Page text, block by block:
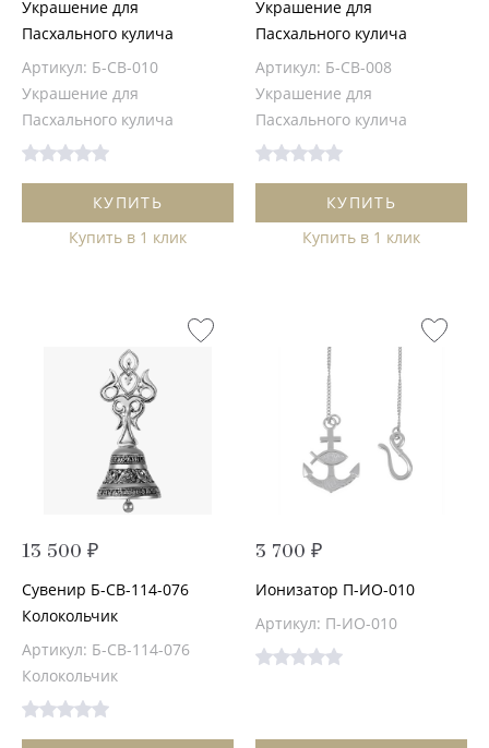
Украшение для
Пасхального кулича
Артикул: Б-СВ-010
Украшение для
Пасхального кулича
КУПИТЬ
Купить в 1 клик
Украшение для
Пасхального кулича
Артикул: Б-СВ-008
Украшение для
Пасхального кулича
КУПИТЬ
Купить в 1 клик
13 500 ₽
Сувенир Б-СВ-114-076
Колокольчик
Артикул: Б-СВ-114-076
Колокольчик
3 700 ₽
Ионизатор П-ИО-010
Артикул: П-ИО-010